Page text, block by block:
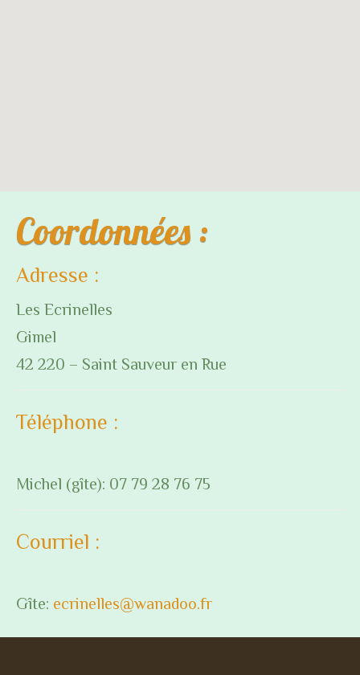
Coordonnées :
Adresse :
Les Ecrinelles
Gimel
42 220 – Saint Sauveur en Rue
Téléphone :
Michel (gîte): 07 79 28 76 75
Courriel :
Gîte: ecrinelles@wanadoo.fr